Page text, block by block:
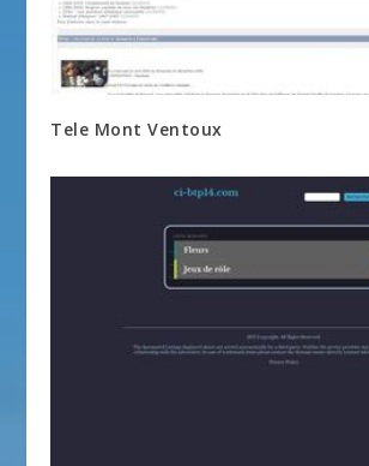
Tele Mont Ventoux